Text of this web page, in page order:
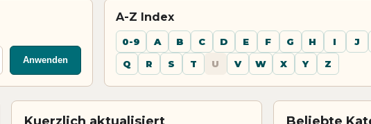
Anwenden
A-Z Index
0-9 A B C D E F G H I J
Q
R S T U V W X Y Z